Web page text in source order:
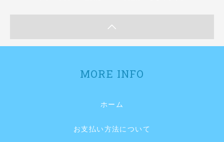
MORE INFO
ホーム
お支払い方法について